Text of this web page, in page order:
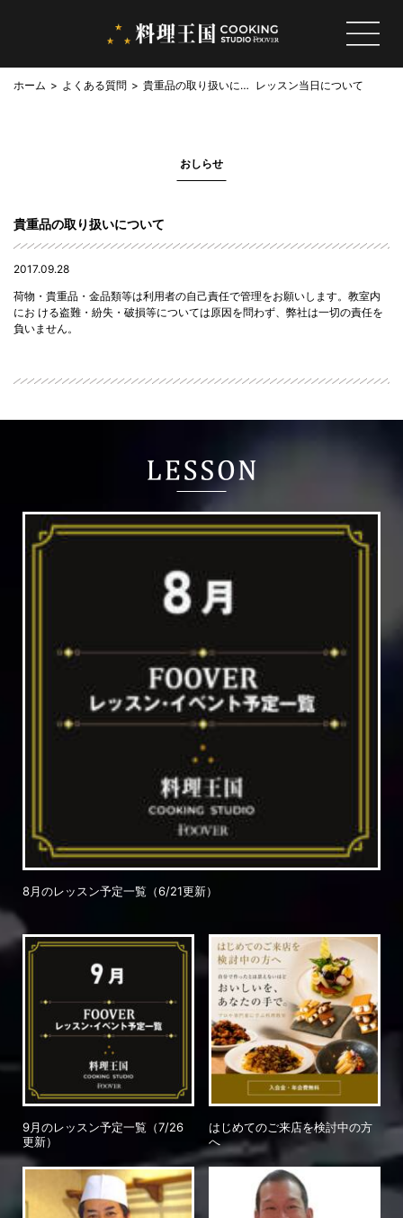
ホーム よくある質問 レッスン当日について
貴重品の取り扱いにつ
おしらせ
貴重品の取り扱いについて
2017.09.28
荷物・貴重品・金品類等は利用者の自己責任で管理をお願いします。教室内
にお ける盗難・紛失・破損等については原因を問わず、弊社は一切の責任を
負いません。
8月のレッスン予定一覧（6/21更新）
9月のレッスン予定一覧（7/26
更新）
はじめてのご来店を検討中の方
へ